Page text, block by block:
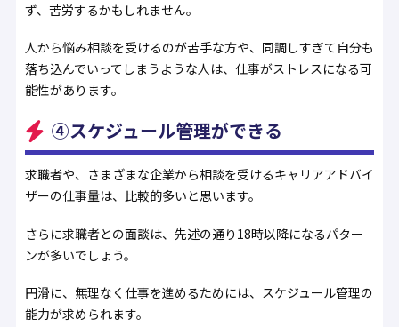
ず、苦労するかもしれません。
人から悩み相談を受けるのが苦手な方や、同調しすぎて自分も
落ち込んでいってしまうような人は、仕事がストレスになる可
能性があります。
④スケジュール管理ができる
求職者や、さまざまな企業から相談を受けるキャリアアドバイ
ザーの仕事量は、比較的多いと思います。
さらに求職者との面談は、先述の通り18時以降になるパター
ンが多いでしょう。
円滑に、無理なく仕事を進めるためには、スケジュール管理の
能力が求められます。